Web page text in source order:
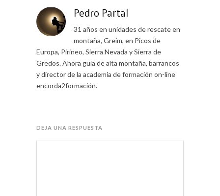
Pedro Partal
31 años en unidades de rescate en
montaña, Greim, en Picos de
Europa, Pirineo, Sierra Nevada y Sierra de
Gredos. Ahora guía de alta montaña, barrancos
y director de la academia de formación on-line
encorda2formación.
DEJA UNA RESPUESTA